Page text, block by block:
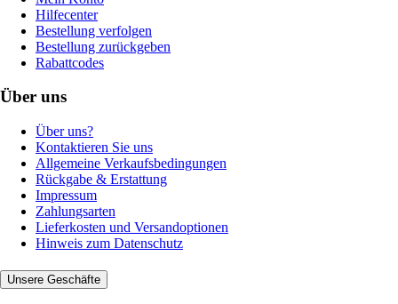
Hilfecenter
Bestellung verfolgen
Bestellung zurückgeben
Rabattcodes
Über uns
Über uns?
Kontaktieren Sie uns
Allgemeine Verkaufsbedingungen
Rückgabe & Erstattung
Impressum
Zahlungsarten
Lieferkosten und Versandoptionen
Hinweis zum Datenschutz
Unsere Geschäfte